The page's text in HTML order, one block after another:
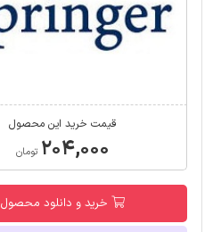
قیمت خرید این محصول
۲۰۴,۰۰۰ تومان
خرید و دانلود محصول